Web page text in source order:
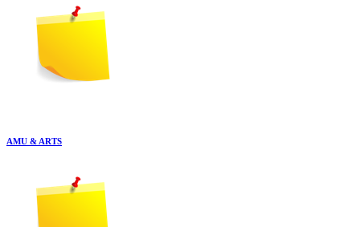
AMU & ARTS